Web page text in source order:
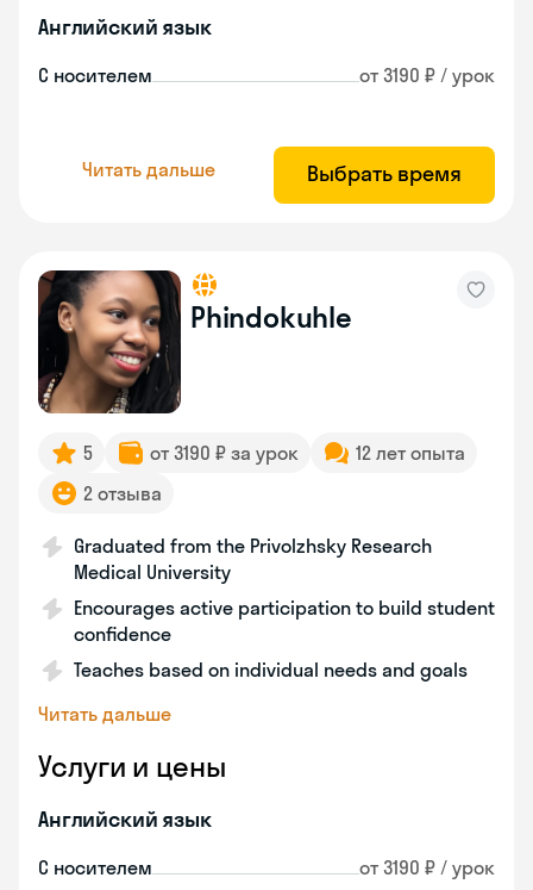
Английский язык
С носителем от 3190 ₽ / урок
Читать дальше Выбрать время
Phindokuhle
5 от 3190 ₽ за урок
12 лет опыта
2 отзыва
Graduated from the Privolzhsky Research
Medical University
Encourages active participation to build student
confidence
Teaches based on individual needs and goals
Читать дальше
Услуги и цены
Английский язык
С носителем от 3190 ₽ / урок